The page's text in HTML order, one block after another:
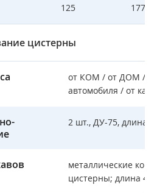
125 177
цистерны
от КОМ / от ДОМ / от
автомобиля / от
2 шт., ДУ-75, длина
металлические
цистерны; длина 4